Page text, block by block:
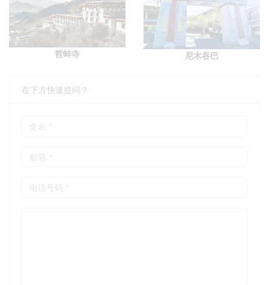
哲蚌寺 尼木吞巴
在下方快速提问？